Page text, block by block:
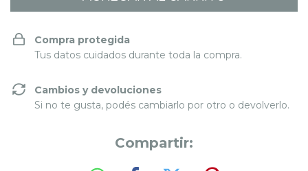
Compra protegida
Tus datos cuidados durante toda la compra.
Cambios y devoluciones
Si no te gusta, podés cambiarlo por otro o devolverlo.
Compartir: